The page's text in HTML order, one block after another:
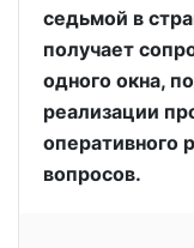
седьмой в
получает
одного окна,
реализации
оперативного
вопросов.